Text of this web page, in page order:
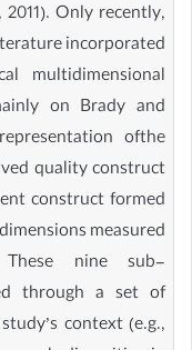
Only recently,
incorporated
multidimensional
on Brady and
ofthe
quality construct
construct formed
measured
These nine sub-
through a set of
context (e.g.,